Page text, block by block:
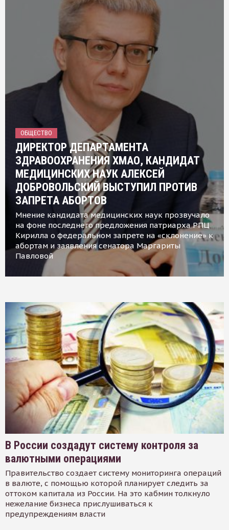
ОБЩЕСТВО
ДИРЕКТОР ДЕПАРТАМЕНТА
ЗДРАВООХРАНЕНИЯ ХМАО, КАНДИДАТ
МЕДИЦИНСКИХ НАУК АЛЕКСЕЙ
ДОБРОВОЛЬСКИЙ ВЫСТУПИЛ ПРОТИВ
ЗАПРЕТА АБОРТОВ
Мнение кандидата медицинских наук прозвучало
на фоне последнего предложения патриарха РПЦ
Кирилла о федеральном запрете на «склонение» к
абортам и заявления сенатора Маргариты
Павловой
В России создадут систему контроля за
валютными операциями
Правительство создает систему мониторинга операций
в валюте, с помощью которой планирует следить за
оттоком капитала из России. На это кабмин толкнуло
нежелание бизнеса прислушиваться к
предупреждениям власти